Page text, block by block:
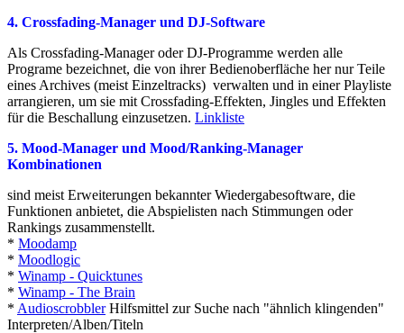
4. Crossfading-Manager und DJ-Software
Als Crossfading-Manager oder DJ-Programme werden alle
Programe bezeichnet, die von ihrer Bedienoberfläche her nur Teile
eines Archives (meist Einzeltracks) verwalten und in einer Playliste
arrangieren, um sie mit Crossfading-Effekten, Jingles und Effekten
für die Beschallung einzusetzen. Linkliste
5. Mood-Manager und Mood/Ranking-Manager
Kombinationen
sind meist Erweiterungen bekannter Wiedergabesoftware, die
Funktionen anbietet, die Abspielisten nach Stimmungen oder
Rankings zusammenstellt.
* Moodamp
* Moodlogic
* Winamp - Quicktunes
* Winamp - The Brain
* AudioscrobblerHilfsmittel zur Suche nach "ähnlich klingenden"
Interpreten/Alben/Titeln